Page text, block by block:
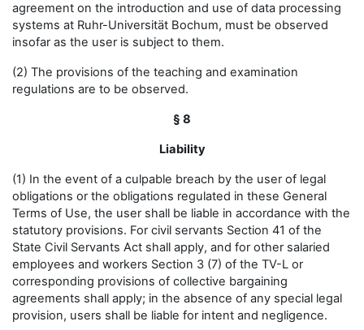
agreement on the introduction and use of data processing
systems at Ruhr-Universität Bochum, must be observed
insofar as the user is subject to them.
(2) The provisions of the teaching and examination
regulations are to be observed.
§ 8
Liability
(1) In the event of a culpable breach by the user of legal
obligations or the obligations regulated in these General
Terms of Use, the user shall be liable in accordance with the
statutory provisions. For civil servants Section 41 of the
State Civil Servants Act shall apply, and for other salaried
employees and workers Section 3 (7) of the TV-L or
corresponding provisions of collective bargaining
agreements shall apply; in the absence of any special legal
provision, users shall be liable for intent and negligence.